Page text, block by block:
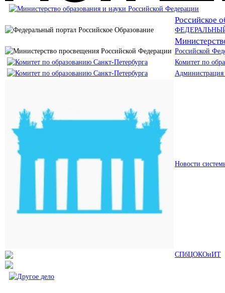
Российское
Российской
Комитет по
Администрация
Новости
СПбЦОКОиИТ